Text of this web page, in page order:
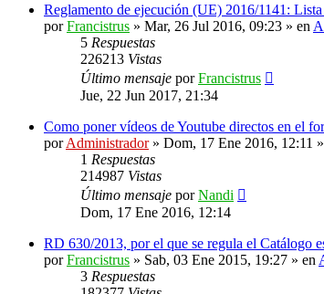
Reglamento de ejecución (UE) 2016/1141:
porFrancistrus » Mar, 26 Jul 2016, 09:23 » en
5 Respuestas
226213 Vistas
Último mensaje porFrancistrus
Jue, 22 Jun 2017, 21:34
Como poner vídeos de Youtube directos en el
porAdministrador» Dom, 17 Ene 2016, 12:11
1 Respuestas
214987 Vistas
Último mensaje porNandi
Dom, 17 Ene 2016, 12:14
RD 630/2013, por el que se regula el Catálogo
porFrancistrus » Sab, 03 Ene 2015, 19:27 » en
3 Respuestas